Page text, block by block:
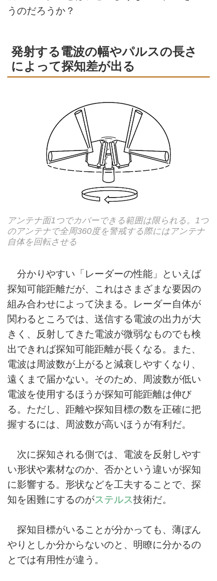
うのだろうか？
発射する電波の幅やパルスの長さ
によって探知差が出る
アンテナ面1つでカバーできる範囲は限られる。1つ
のアンテナで全周360度を警戒する際にはアンテナ
自体を回転させる
分かりやすい「レーダーの性能」といえば
探知可能距離だが、これはさまざまな要因の
組み合わせによって決まる。レーダー自体が
関わるところでは、送信する電波の出力が大
きく、反射してきた電波が微弱なものでも検
出できれば探知可能距離が長くなる。また、
電波は周波数が上がると減衰しやすくなり、
遠くまで届かない。そのため、周波数が低い
電波を使用するほうが探知可能距離は伸び
る。ただし、距離や探知目標の数を正確に把
握するには、周波数が高いほうが有利だ。
次に探知される側では、電波を反射しやす
い形状や素材なのか、否かという違いが探知
に影響する。形状などを工夫することで、探
知を困難にするのがステルス技術だ。
探知目標がいることが分かっても、薄ぼん
やりとしか分からないのと、明瞭に分かるの
とでは有用性が違う。